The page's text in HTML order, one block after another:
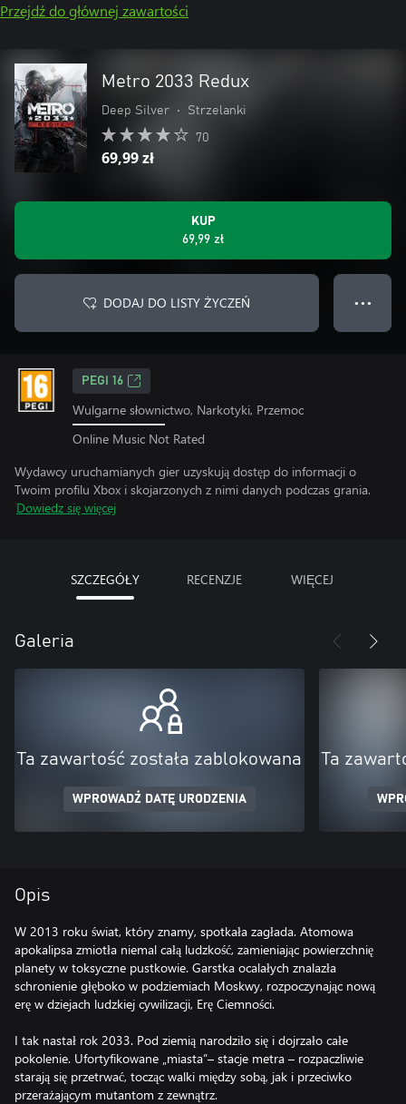
Przejdź do głównej zawartości
Metro 2033 Redux
Deep Silver • Strzelanki
70
69,99 zł
KUP
69,99 zł
DODAJ DO LISTY ŻYCZEŃ ● ● ●
PEGI 16
Wulgarne słownictwo, Narkotyki, Przemoc
Online Music Not Rated
Wydawcy uruchamianych gier uzyskują dostęp do informacji o
Twoim profilu Xbox i skojarzonych z nimi danych podczas grania.
Dowiedz się więcej
SZCZEGÓŁY RECENZJE WIĘCEJ
Galeria
Ta zawartość została zablokowana
WPROWADŹ DATĘ URODZENIA
Ta
Opis
W 2013 roku świat, który znamy, spotkała zagłada. Atomowa
apokalipsa zmiotła niemal całą ludzkość, zamieniając powierzchnię
planety w toksyczne pustkowie. Garstka ocalałych znalazła
schronienie głęboko w podziemiach Moskwy, rozpoczynając nową
erę w dziejach ludzkiej cywilizacji, Erę Ciemności.
I tak nastał rok 2033. Pod ziemią narodziło się i dojrzało całe
pokolenie. Ufortyfikowane „miasta”– stacje metra – rozpaczliwie
starają się przetrwać, tocząc walki między sobą, jak i przeciwko
przerażającym mutantom z zewnątrz.